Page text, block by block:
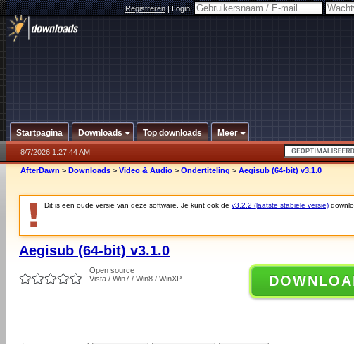
Registreren|Login:
Startpagina Downloads Top downloads Meer
8/7/2026 1:27:44 AM
AfterDawn > Downloads > Video & Audio > Ondertiteling > Aegisub (64-bit) v3.1.0
Dit is een oude versie van deze software. Je kunt ook de v3.2.2 (laatste stabiele versie)
Aegisub (64-bit) v3.1.0
Open source
Vista / Win7 / Win8 / WinXP